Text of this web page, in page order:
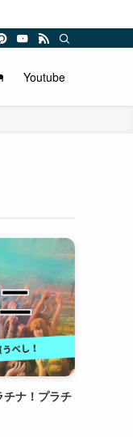
Youtube
ナ！プラチ